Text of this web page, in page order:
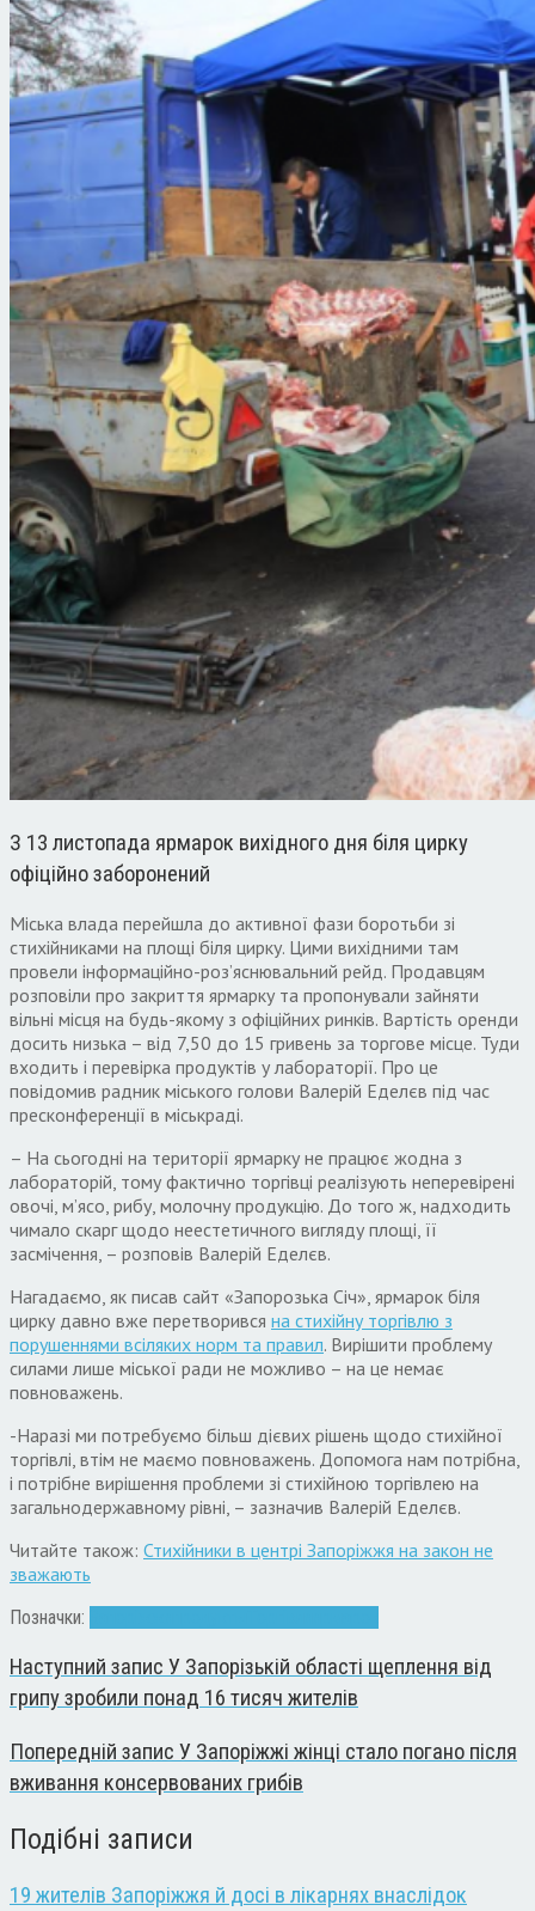
З 13 листопада ярмарок вихідного дня біля цирку
офіційно заборонений
Міська влада перейшла до активної фази боротьби зі
стихійниками на площі біля цирку. Цими вихідними там
провели інформаційно-роз’яснювальний рейд. Продавцям
розповіли про закриття ярмарку та пропонували зайняти
вільні місця на будь-якому з офіційних ринків. Вартість оренди
досить низька – від 7,50 до 15 гривень за торгове місце. Туди
входить і перевірка продуктів у лабораторії. Про це
повідомив радник міського голови Валерій Еделєв під час
пресконференції в міськраді.
– На сьогодні на території ярмарку не працює жодна з
лабораторій, тому фактично торгівці реалізують неперевірені
овочі, м’ясо, рибу, молочну продукцію. До того ж, надходить
чимало скарг щодо неестетичного вигляду площі, її
засмічення, – розповів Валерій Еделєв.
Нагадаємо, як писав сайт «Запорозька Січ», ярмарок біля
цирку давно вже перетворився на стихійну торгівлю з
порушеннями всіляких норм та правил. Вирішити проблему
силами лише міської ради не можливо – на це немає
повноважень.
-Наразі ми потребуємо більш дієвих рішень щодо стихійної
торгівлі, втім не маємо повноважень. Допомога нам потрібна,
і потрібне вирішення проблеми зі стихійною торгівлею на
загальнодержавному рівні, – зазначив Валерій Еделєв.
Читайте також: Стихійники в центрі Запоріжжя на закон не
зважають
Позначки:
Наступний запис У Запорізькій області щеплення від
грипу зробили понад 16 тисяч жителів
Попередній запис У Запоріжжі жінці стало погано після
вживання консервованих грибів
Подібні записи
19 жителів Запоріжжя й досі в лікарнях внаслідок